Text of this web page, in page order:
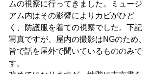
ムの視察に行ってきました。ミュージ
アム内はその影響によりカビがひど
く、防護服を着ての視察でした。下記
写真ですが、屋内の撮影はNGのため、
皆で話を屋外で聞いているもののみで
す。